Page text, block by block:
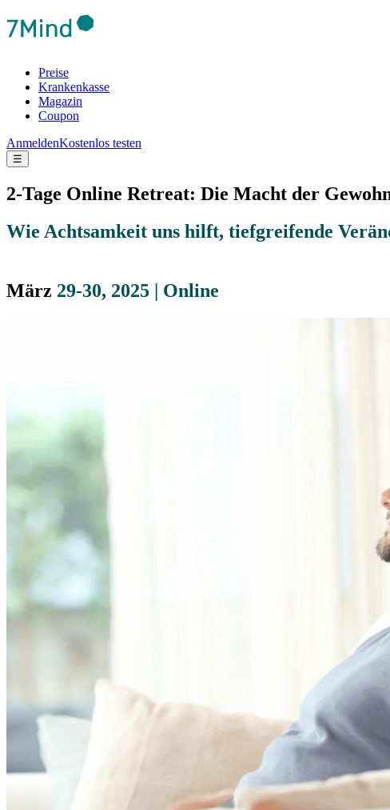
Preise
Krankenkasse
Magazin
Coupon
AnmeldenKostenlos testen
☰
2-Tage Online Retreat: Die Macht der
Wie Achtsamkeit uns hilft, tiefgreifende
März 29-30, 2025 | Online